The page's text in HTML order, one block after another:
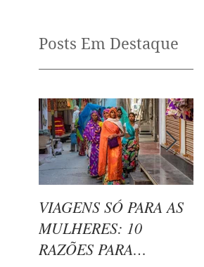
Posts Em Destaque
VIAGENS SÓ PARA AS
MULHERES: 10
RAZÕES PARA